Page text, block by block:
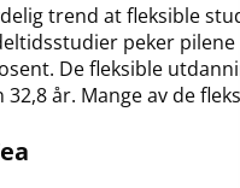
trend at fleksible
peker
De fleksible
år. Mange av de